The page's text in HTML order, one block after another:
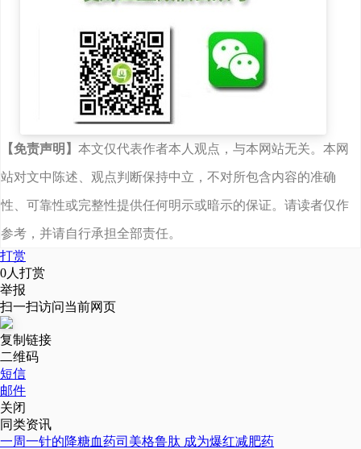
上海多米瑞生物技术有限
公司总经理冯军介绍，目
前进口产品在国内已上市
进口产品还存在供应短缺
物。同时原研产品采用重
组DNA技术生产，作为生
一步骤的收益率，生产成
【免责声明】 本文仅代表作者本人观点，与本网站无关。本网
站对文中陈述、观点判断保持中立，不对所包含内容的准确
性、可靠性或完整性提供任何明示或暗示的保证。请读者仅作
参考，并请自行承担全部责任。
打赏
0人打赏
举报
扫一扫访问当前网页
复制链接
二维码
短信
邮件
关闭
同类资讯
一周一针的降糖血药司美格鲁肽 成为爆红减肥药